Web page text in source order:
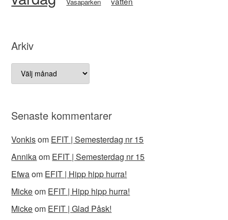
Arkiv
Arkiv
Senaste kommentarer
Vonkisom EFIT | Semesterdag nr 15
Annikaom EFIT | Semesterdag nr 15
Efwaom EFIT | Hipp hipp hurra!
Mickeom EFIT | Hipp hipp hurra!
Mickeom EFIT | Glad Påsk!